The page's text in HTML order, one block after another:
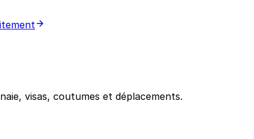
visas, coutumes et déplacements.